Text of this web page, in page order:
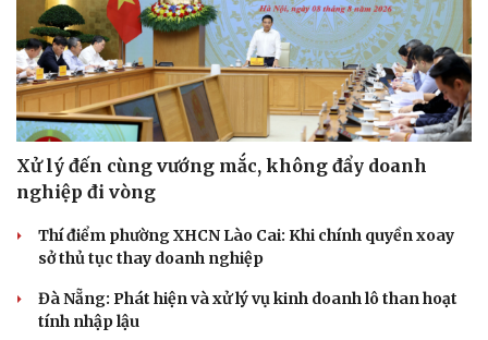
Xử lý đến cùng vướng mắc, không đẩy doanh
nghiệp đi vòng
Thí điểm phường XHCN Lào Cai: Khi chính quyền xoay
sở thủ tục thay doanh nghiệp
Đà Nẵng: Phát hiện và xử lý vụ kinh doanh lô than hoạt
tính nhập lậu